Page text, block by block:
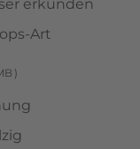
erkunden
Art